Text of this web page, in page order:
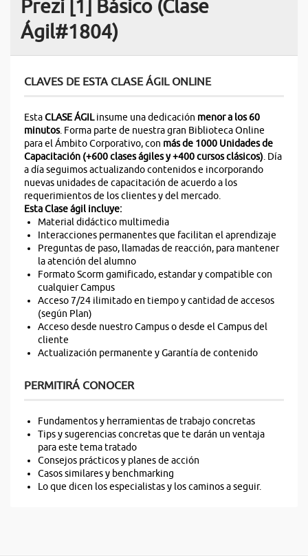
Prezi [1] Básico (Clase
Ágil#1804)
CLAVES DE ESTA CLASE ÁGIL ONLINE
EstaCLASE ÁGILinsume una dedicación menor a los 60
minutos. Forma parte de nuestra gran Biblioteca Online
para el Ámbito Corporativo, con más de 1000 Unidades de
Capacitación (+600 clases ágiles y +400 cursos clásicos). Día
a día seguimos actualizando contenidos e incorporando
nuevas unidades de capacitación de acuerdo a los
requerimientos de los clientes y del mercado.
Esta Clase ágil incluye:
Material didáctico multimedia
Interacciones permanentes que facilitan el aprendizaje
Preguntas de paso, llamadas de reacción, para mantener
la atención del alumno
Formato Scorm gamificado, estandar y compatible con
cualquier Campus
Acceso 7/24 ilimitado en tiempo y cantidad de accesos
(según Plan)
Acceso desde nuestro Campus o desde el Campus del
cliente
Actualización permanente y Garantía de contenido
PERMITIRÁ CONOCER
Fundamentos y herramientas de trabajo concretas
Tips y sugerencias concretas que te darán un ventaja
para este tema tratado
Consejos prácticos y planes de acción
Casos similares y benchmarking
Lo que dicen los especialistas y los caminos a seguir.